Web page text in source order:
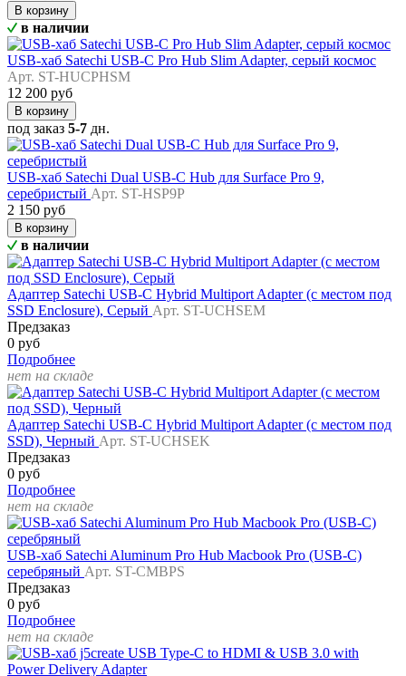
В корзину
в наличии
USB-хаб Satechi USB-C Pro Hub Slim Adapter, серый космос
Арт. ST-HUCPHSM
12 200 руб
В корзину
под заказ 5-7 дн.
USB-хаб Satechi Dual USB-C Hub для Surface Pro 9,
серебристый Арт. ST-HSP9P
2 150 руб
В корзину
в наличии
Адаптер Satechi USB-C Hybrid Multiport Adapter (с местом под
SSD Enclosure), Серый Арт. ST-UCHSEM
Предзаказ
0 руб
Подробнее
нет на складе
Адаптер Satechi USB-C Hybrid Multiport Adapter (с местом под
SSD), Черный Арт. ST-UCHSEK
Предзаказ
0 руб
Подробнее
нет на складе
USB-хаб Satechi Aluminum Pro Hub Macbook Pro (USB-C)
серебряный Арт. ST-CMBPS
Предзаказ
0 руб
Подробнее
нет на складе